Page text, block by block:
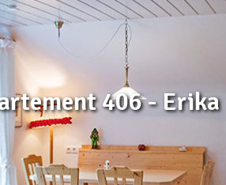
406 - Erika